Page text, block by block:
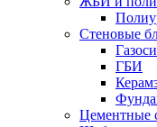
Стеновые
ГБИ
Цементные